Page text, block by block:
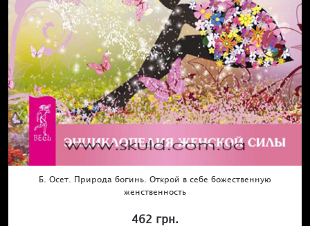
Б. Осет. Природа богинь. Открой в себе божественную
женственность
462 грн.